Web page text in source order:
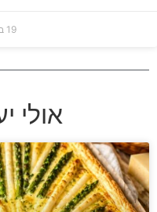
19 בנובמבר 2016
אולי